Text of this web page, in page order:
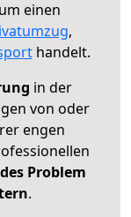
einen
,
handelt.
in der
von oder
engen
Problem
.